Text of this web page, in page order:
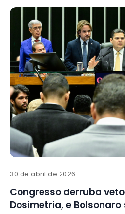
30 de abril de 2026
Congresso derruba
Dosimetria, e